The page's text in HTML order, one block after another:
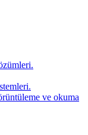
ve okuma